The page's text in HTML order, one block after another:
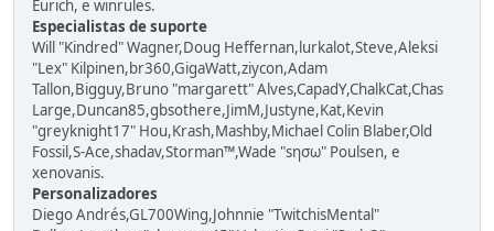
Eurich, e winrules.
Especialistas de suporte
Will "Kindred" Wagner,Doug Heffernan,lurkalot,Steve,Aleksi
"Lex" Kilpinen,br360,GigaWatt,ziycon,Adam
Tallon,Bigguy,Bruno "margarett" Alves,CapadY,ChalkCat,Chas
Large,Duncan85,gbsothere,JimM,Justyne,Kat,Kevin
"greyknight17" Hou,Krash,Mashby,Michael Colin Blaber,Old
Fossil,S-Ace,shadav,Storman™,Wade "sησω" Poulsen, e
xenovanis.
Personalizadores
Diego Andrés,GL700Wing,Johnnie "TwitchisMental"